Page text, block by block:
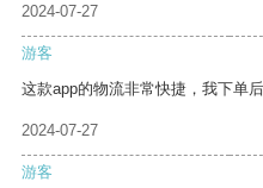
2024-07-27
游客
这款app的物流非常快捷，我下单
2024-07-27
游客